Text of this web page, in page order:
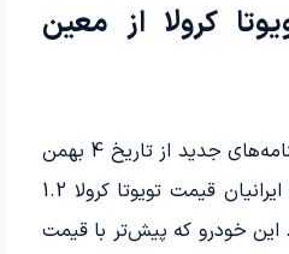
کرولا از معین
بهمن 1402: با صدور دعوتنامه‌های جدید از تاریخ 4 بهمن
1402، شرکت معین خودرو ایرانیان قیمت تویوتا کرولا 1.2
این خودرو که پیش‌تر با قیمت